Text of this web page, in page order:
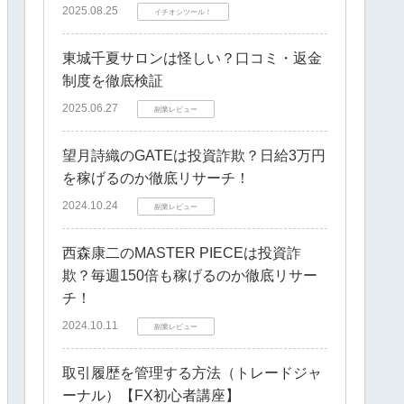
2025.08.25 イチオシツール！
東城千夏サロンは怪しい？口コミ・返金
制度を徹底検証
2025.06.27 副業レビュー
望月詩織のGATEは投資詐欺？日給3万円
を稼げるのか徹底リサーチ！
2024.10.24 副業レビュー
西森康二のMASTER PIECEは投資詐
欺？毎週150倍も稼げるのか徹底リサー
チ！
2024.10.11 副業レビュー
取引履歴を管理する方法（トレードジャ
ーナル）【FX初心者講座】